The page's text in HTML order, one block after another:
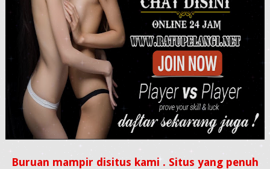
Buruan mampir disitus kami . Situs yang penuh